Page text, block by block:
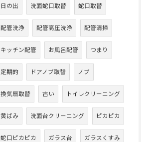
日の出 洗面蛇口取替 蛇口取替
配管洗浄 配管高圧洗浄 配管清掃
キッチン配管 お風呂配管 つまり
定期的 ドアノブ取替 ノブ
換気扇取替 古い トイレクリーニング
黄ばみ 洗面台クリーニング ピカピカ
蛇口ピカピカ ガラス台 ガラスくすみ